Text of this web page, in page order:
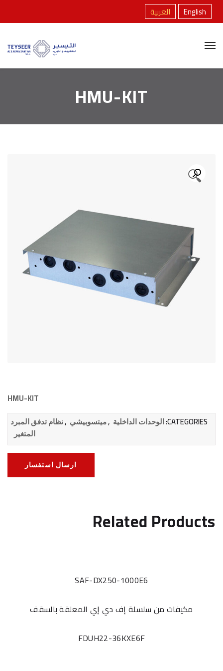
العربية English
HMU-KIT
🔍
HMU-KIT
CATEGORIES:
الوحدات الداخلية ,ميتسوبيشي ,نظام تدفق المبرد
المتغير
ارسال استفسار
Related Products
SAF-DX250-1000E6
مكيفات من سلسلة إف دي إي المعلقة بالسقف
FDUH22-36KXE6F